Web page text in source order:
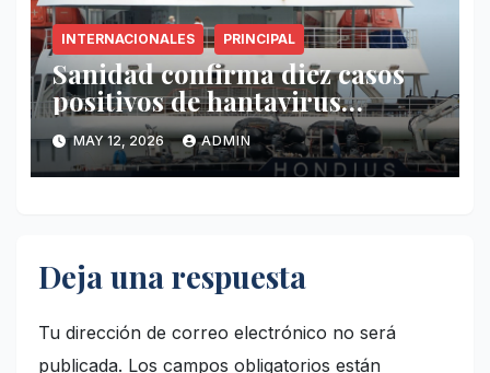
INTERNACIONALES PRINCIPAL
Sanidad confirma diez casos
positivos de hantavirus
vinculados al crucero MV
Hondius
MAY 12, 2026 ADMIN
Deja una respuesta
Tu dirección de correo electrónico no será
publicada. Los campos obligatorios están